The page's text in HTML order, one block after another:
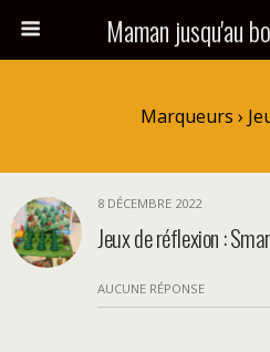
Maman jusqu'au
Marqueurs ›
8 DÉCEMBRE 2022
Jeux de réflexion :
AUCUNE RÉPONSE